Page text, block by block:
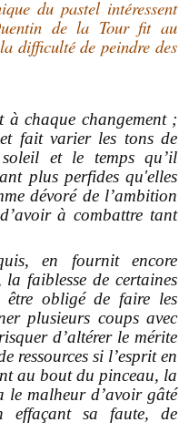
du pastel intéressent
de la Tour fit au
difficulté de peindre des
à chaque changement ;
fait varier les tons de
et le temps qu’il
plus perfides qu'elles
dévoré de l’ambition
à combattre tant
en fournit encore
la faiblesse de certaines
être obligé de faire les
plusieurs coups avec
d’altérer le mérite
ressources si l’esprit en
au bout du pinceau, la
le malheur d’avoir gâté
effaçant sa faute, de